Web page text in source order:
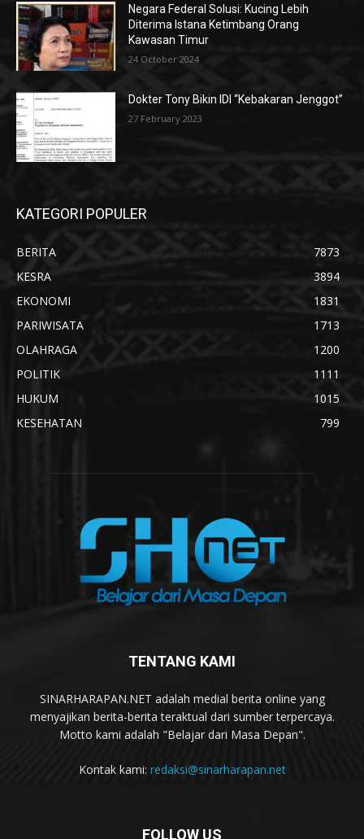
Negara Federal Solusi: Kucing Lebih
Diterima Istana Ketimbang Orang
Kawasan Timur
24 October 2024
Dokter Tony Bikin IDI “Kebakaran Jenggot”
27 February 2023
KATEGORI POPULER
BERITA
7873
KESRA
3894
EKONOMI
1831
PARIWISATA
1713
OLAHRAGA
1200
POLITIK
1111
HUKUM
1015
KESEHATAN
799
TENTANG KAMI
SINARHARAPAN.NET adalah medial berita online yang
menyajikan berita-berita teraktual dari sumber terpercaya.
Motto kami adalah "Belajar dari Masa Depan".
Kontak kami: redaksi@sinarharapan.net
FOLLOW US